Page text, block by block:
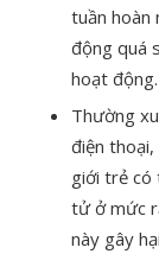
tuần hoàn
động quá
hoạt động.
Thường
điện
giới trẻ có
tử ở mức
này gây